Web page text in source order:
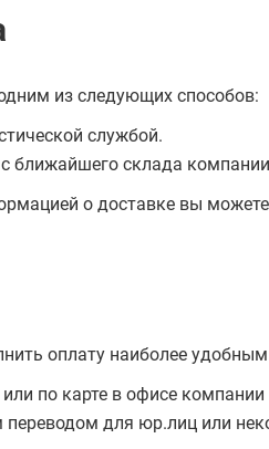
из следующих способов:
службой.
ближайшего склада
о доставке вы
оплату наиболее
по карте в офисе компании
переводом для юр.лиц или